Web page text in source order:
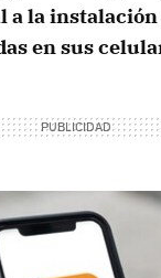
a la
en sus